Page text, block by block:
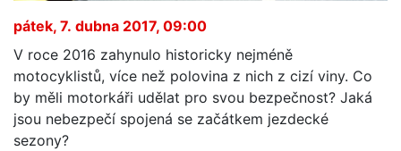
pátek, 7. dubna 2017, 09:00
V roce 2016 zahynulo historicky nejméně
motocyklistů, více než polovina z nich z cizí viny. Co
by měli motorkáři udělat pro svou bezpečnost? Jaká
jsou nebezpečí spojená se začátkem jezdecké
sezony?